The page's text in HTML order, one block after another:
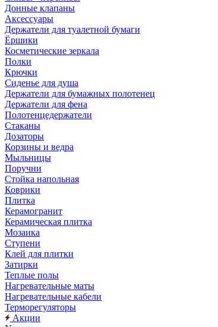
Донные клапаны
Аксессуары
Держатели для туалетной бумаги
Ёршики
Косметические зеркала
Полки
Крючки
Сиденье для душа
Держатели для бумажных полотенец
Держатели для фена
Полотенцедержатели
Стаканы
Дозаторы
Корзины и ведра
Мыльницы
Поручни
Стойка напольная
Коврики
Плитка
Керамогранит
Керамическая плитка
Мозаика
Ступени
Клей для плитки
Затирки
Теплые полы
Нагревательные маты
Нагревательные кабели
Терморегуляторы
Акции